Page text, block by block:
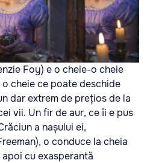
Foy) e o cheie-o cheie
cheie ce poate deschide
dar extrem de prețios de la
vii. Un fir de aur, ce îi e pus
a nașului ei,
o conduce la cheia
cu exasperantă